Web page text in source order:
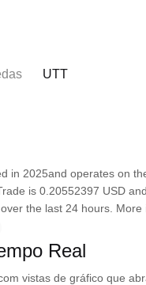
UTT
in 2025and operates on
is 0.20552397 USD
the last 24 hours.
Real
vistas de gráfico que